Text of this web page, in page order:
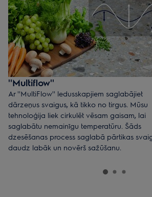
''Multiflow''
Ar ''MultiFlow'' ledusskapjiem saglabājiet
dārzeņus svaigus, kā tikko no tirgus. Mūsu
tehnoloģija liek cirkulēt vēsam gaisam, lai
saglabātu nemainīgu temperatūru. Šāds
dzesēšanas process saglabā pārtikas
daudz labāk un novērš sažūšanu.